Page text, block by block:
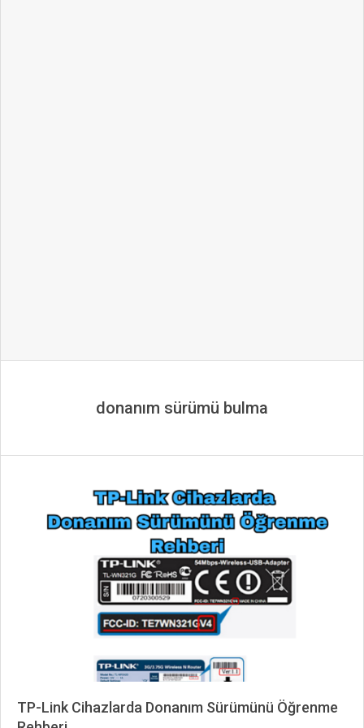
donanım sürümü bulma
TP-Link Cihazlarda Donanım Sürümünü Öğrenme